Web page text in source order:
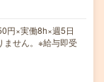
円×実働8h×週5日
せん。※給与即受